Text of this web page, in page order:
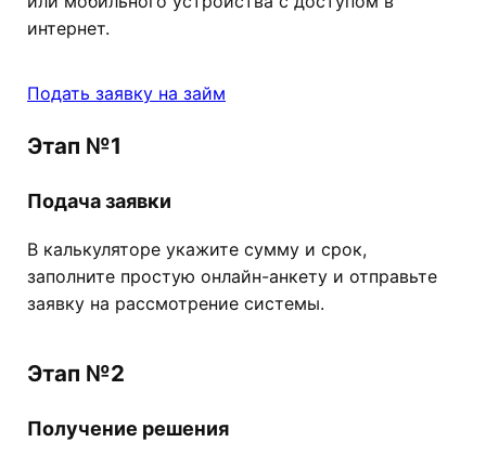
интернет.
Подать заявку на займ
Этап №1
Подача заявки
В калькуляторе укажите сумму и срок,
заполните простую онлайн-анкету и отправьте
заявку на рассмотрение системы.
Этап №2
Получение решения